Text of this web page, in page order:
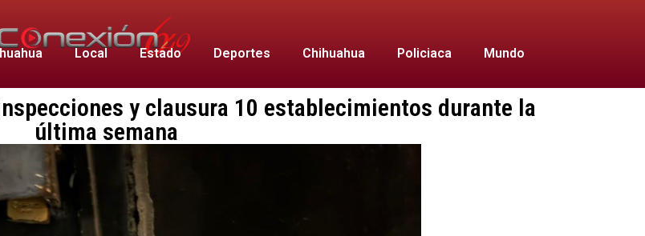
Local Estado Deportes Chihuahua Policiaca Mundo
y clausura 10 establecimientos durante la
última semana